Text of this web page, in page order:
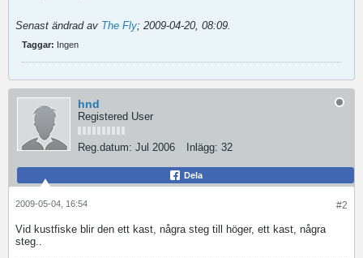
Senast ändrad av The Fly; 2009-04-20, 08:09.
Taggar: Ingen
hnd
Registered User
Reg.datum: Jul 2006 Inlägg: 32
Dela
#2
2009-05-04, 16:54
Vid kustfiske blir den ett kast, några steg till höger, ett kast, några
steg..